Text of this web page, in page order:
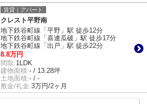
賃貸｜アパート
クレスト平野南
地下鉄谷町線「平野」駅 徒歩12分
地下鉄谷町線「喜連瓜破」駅 徒歩17分
地下鉄谷町線「出戸」駅 徒歩22分
8.8万円
間取:1LDK
建物面積:- / 13.28坪
土地面積:- / -
敷金/礼金:3万円/2ヶ月